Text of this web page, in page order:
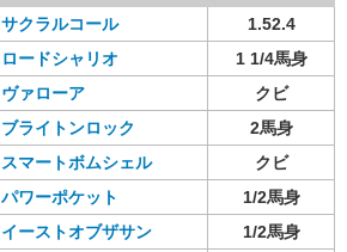
サクラルコール
1.52.4
ロードシャリオ
1 1/4馬身
ヴァローア
クビ
ブライトンロック
2馬身
スマートボムシェル
クビ
パワーポケット
1/2馬身
イーストオブザサン
1/2馬身